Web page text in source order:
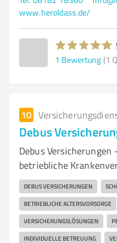
www.heroldass.de/
1 Bewertung (1
10
Debus
Debus
betriebliche
DEBUS VERSICHERUNGEN
BETRIEBLICHE ALTERSVORSORGE
VERSICHERUNGSLÖSUNGEN
INDIVIDUELLE BETREUUNG